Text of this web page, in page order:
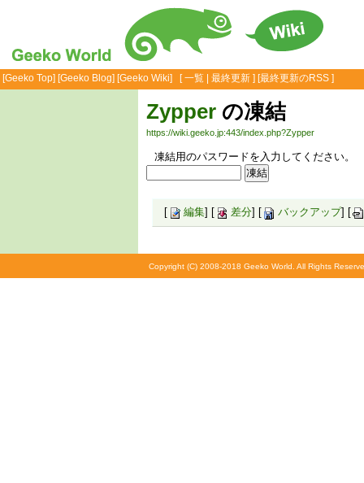
[Geeko Top] [Geeko Blog] [Geeko Wiki] [一覧 最終更新 ] [最終更新のRSS ]
Zypper の凍結
https://wiki.geeko.jp:443/index.php?Zypper
凍結用のパスワードを入力してください。
[ 編集] [ 差分] [ バックアップ] [
Copyright (C) 2008-2018 Geeko World. All Rights